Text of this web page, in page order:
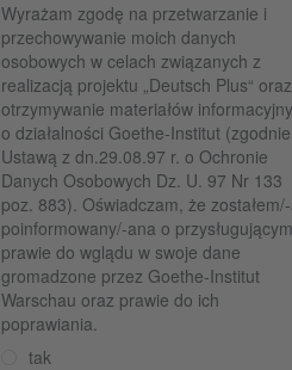
Wyrażam zgodę na przetwarzanie i
przechowywanie moich danych
osobowych w celach związanych z
realizacją projektu „Deutsch Plus“
otrzymywanie materiałów
o działalności Goethe-Institut
Ustawą z dn.29.08.97 r. o Ochronie
Danych Osobowych Dz. U. 97 Nr 133
poz. 883). Oświadczam, że
poinformowany/-ana o
prawie do wglądu w swoje dane
gromadzone przez Goethe-Institut
Warschau oraz prawie do ich
poprawiania.
tak